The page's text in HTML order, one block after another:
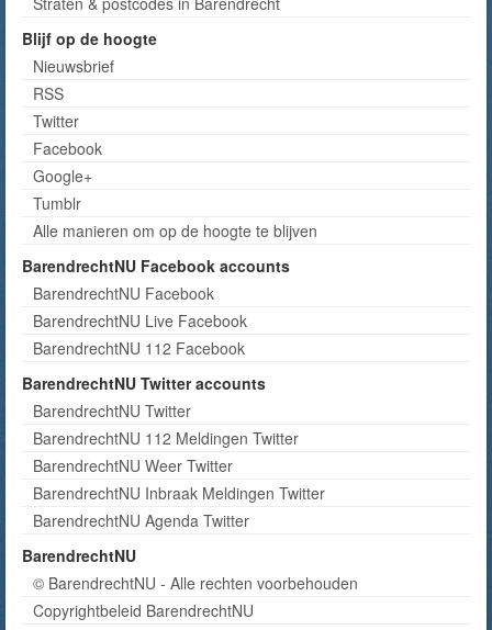
Blijf op de hoogte
Nieuwsbrief
RSS
Twitter
Facebook
Google+
Tumblr
Alle manieren om op de hoogte te blijven
BarendrechtNU Facebook accounts
BarendrechtNU Facebook
BarendrechtNU Live Facebook
BarendrechtNU 112 Facebook
BarendrechtNU Twitter accounts
BarendrechtNU Twitter
BarendrechtNU 112 Meldingen Twitter
BarendrechtNU Weer Twitter
BarendrechtNU Inbraak Meldingen Twitter
BarendrechtNU Agenda Twitter
BarendrechtNU
© BarendrechtNU - Alle rechten voorbehouden
Copyrightbeleid BarendrechtNU